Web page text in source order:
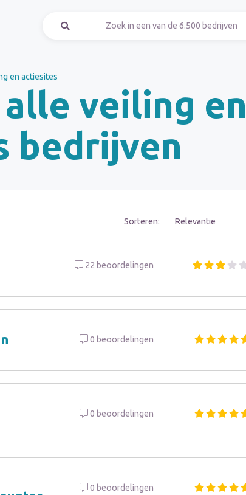
en actiesites
veiling en
bedrijven
Sorteren:
22 beoordelingen
0 beoordelingen
0 beoordelingen
0 beoordelingen